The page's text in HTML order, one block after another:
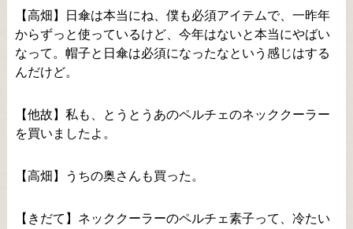
【高畑】日傘は本当にね、僕も必須アイテムで、一昨年
からずっと使っているけど、今年はないと本当にやばい
なって。帽子と日傘は必須になったなという感じはする
んだけど。
【他故】私も、とうとうあのペルチェのネッククーラー
を買いましたよ。
【高畑】うちの奥さんも買った。
【きだて】ネッククーラーのペルチェ素子って、冷たい